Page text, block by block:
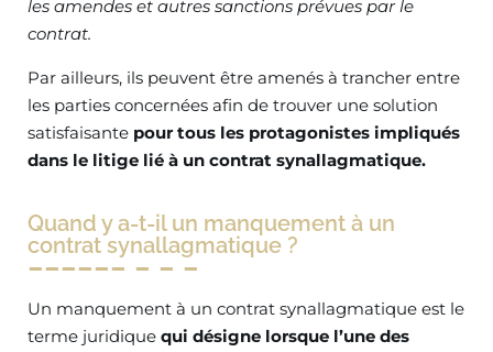
les amendes et autres sanctions prévues par le
contrat.
Par ailleurs, ils peuvent être amenés à trancher entre
les parties concernées afin de trouver une solution
satisfaisante pour tous les protagonistes impliqués
dans le litige lié à un contrat synallagmatique.
Quand y a-t-il un manquement à un
contrat synallagmatique ?
Un manquement à un contrat synallagmatique est le
terme juridique qui désigne lorsque l’une des